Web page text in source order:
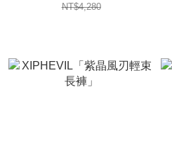
NT$4,280